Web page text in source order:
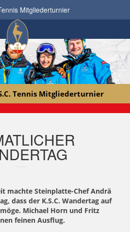
Mitgliederturnier
Tennis Mitgliederturnier
machte Steinplatte-Chef Andrä
dass der K.S.C. Wandertag auf
Michael Horn und Fritz
feinen Ausflug.